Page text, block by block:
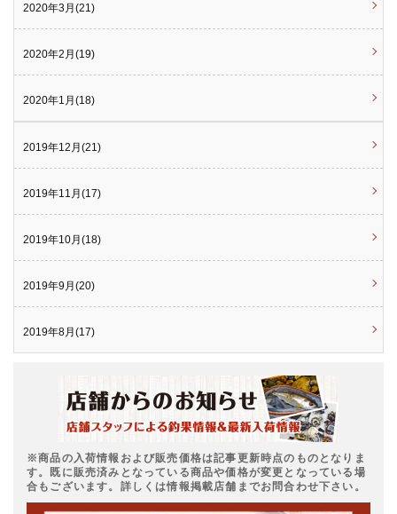
2020年3月(21)
2020年2月(19)
2020年1月(18)
2019年12月(21)
2019年11月(17)
2019年10月(18)
2019年9月(20)
2019年8月(17)
※商品の入荷情報および販売価格は記事更新時点のものとなりま
す。既に販売済みとなっている商品や価格が変更となっている場
合もございます。詳しくは情報掲載店舗までお問合わせ下さい。